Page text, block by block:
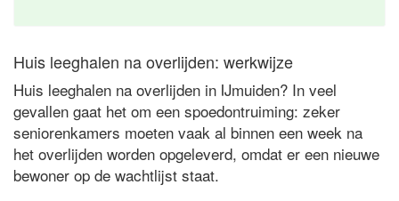
Huis leeghalen na overlijden: werkwijze
Huis leeghalen na overlijden in IJmuiden? In veel
gevallen gaat het om een spoedontruiming: zeker
seniorenkamers moeten vaak al binnen een week na
het overlijden worden opgeleverd, omdat er een nieuwe
bewoner op de wachtlijst staat.